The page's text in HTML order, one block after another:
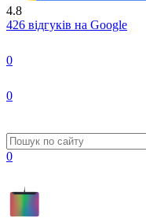
4.8
426 відгуків на Google
0
0
0